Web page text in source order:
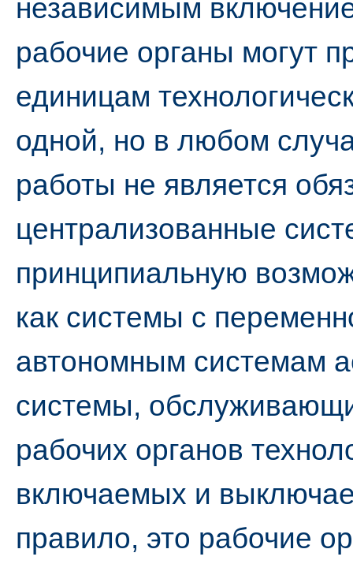
независимым
рабочие органы могут
единицам
одной, но в любом
работы не является
централизованные
принципиальную
как системы с
автономным системам
системы,
рабочих органов
включаемых и
правило, это рабочие